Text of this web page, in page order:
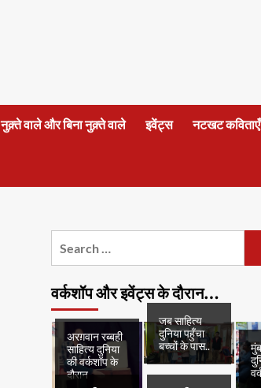
नुक़्ते वाले और बिना नुक़्ते वाले इवेंट्स नटखट कविताएँ
वर्कशॉप और इवेंट्स के दौरान…
अरग़वान रब्बही
साहित्य दुनिया
की वर्कशॉप के
दौरान
जब साहित्य
दुनिया पहुँचा
बच्चों के पास..